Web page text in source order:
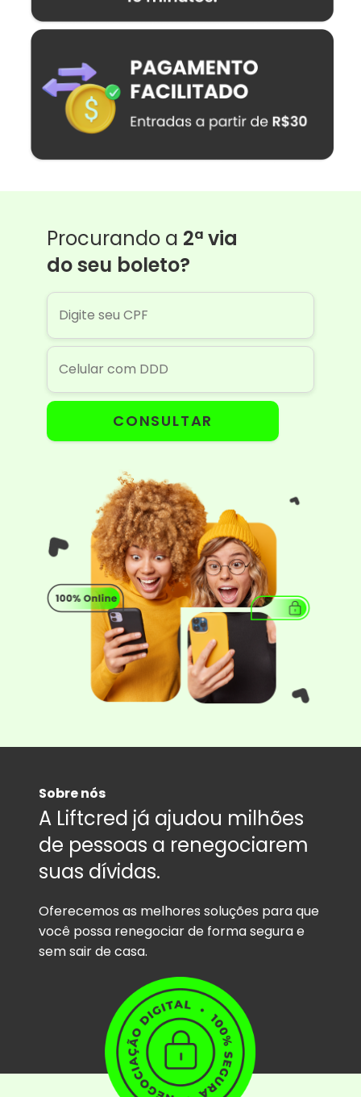
Procurando a 2ª via
do seu boleto?
CONSULTAR
Sobre nós
A Liftcred já ajudou milhões
de pessoas a renegociarem
suas dívidas.
Oferecemos as melhores soluções para que
você possa renegociar de forma segura e
sem sair de casa.